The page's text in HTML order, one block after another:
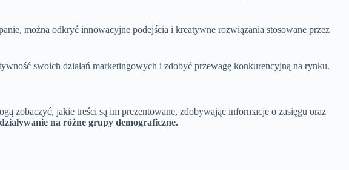
można odkryć innowacyjne podejścia i kreatywne rozwiązania stosowane przez
swoich działań marketingowych i zdobyć przewagę konkurencyjną na rynku.
zobaczyć, jakie treści są im prezentowane, zdobywając informacje o zasięgu oraz
na różne grupy demograficzne.